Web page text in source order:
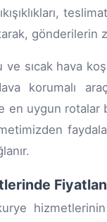
gönderilerin
sıcak hava
korumalı
uygun rotalar